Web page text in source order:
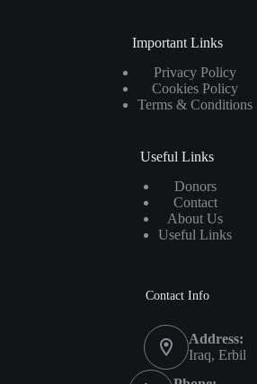
Important Links
Privacy Policy
Cookies Policy
Terms & Conditions
Useful Links
Donors
Contact
About Us
Useful Links
Contact Info
Address:
Iraq, Erbil